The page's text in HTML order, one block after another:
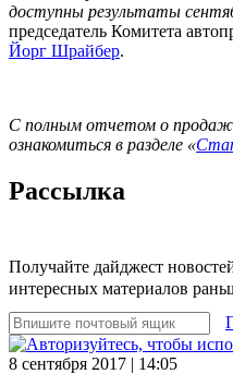
доступны результаты
председатель Комитета
Йорг Шрайбер.
С полным отчетом о
ознакомиться в разделе «
Рассылка
Получайте дайджест
интересных материалов
8 сентября 2017 | 14:05